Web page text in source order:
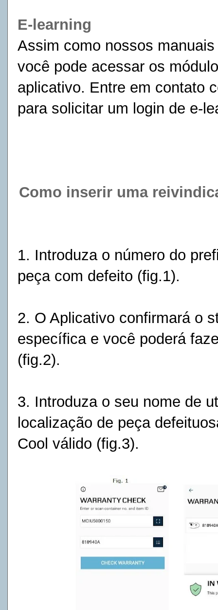
E-learning
Assim como nossos
você pode acessar os
aplicativo. Entre em contato
para solicitar um login de e-
Como inserir uma
1. Introduza o número do
peça com defeito (fig.1).
2. O Aplicativo confirmará o
específica e você poderá
(fig.2).
3. Introduza o seu nome de
localização de peça
Cool válido (fig.3).